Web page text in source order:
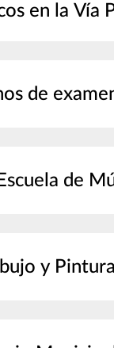
en la Vía
de
de
y Pintura